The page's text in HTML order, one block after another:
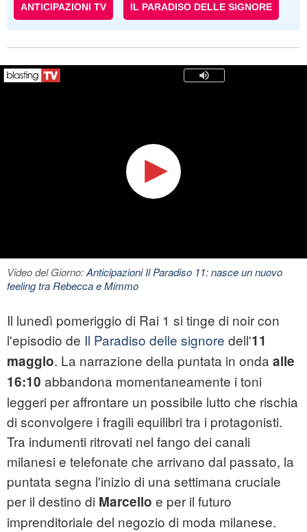
ANTICIPAZIONI TV IL PARADISO DELLE SIGNORE
Video del Giorno:Anticipazioni Il Paradiso 11: nasce un nuovo
feeling tra Rebecca e Mimmo
Il lunedì pomeriggio di Rai 1 si tinge di noir con
l'episodio de Il Paradiso delle signore dell'11
maggio. La narrazione della puntata in onda alle
16:10 abbandona momentaneamente i toni
leggeri per affrontare un possibile lutto che rischia
di sconvolgere i fragili equilibri tra i protagonisti.
Tra indumenti ritrovati nel fango dei canali
milanesi e telefonate che arrivano dal passato, la
puntata segna l'inizio di una settimana cruciale
per il destino di Marcello e per il futuro
imprenditoriale del negozio di moda milanese.